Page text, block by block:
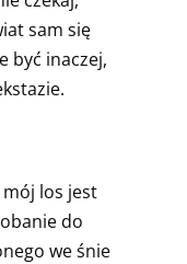
sam się
być inaczej,
los jest
do
we śnie